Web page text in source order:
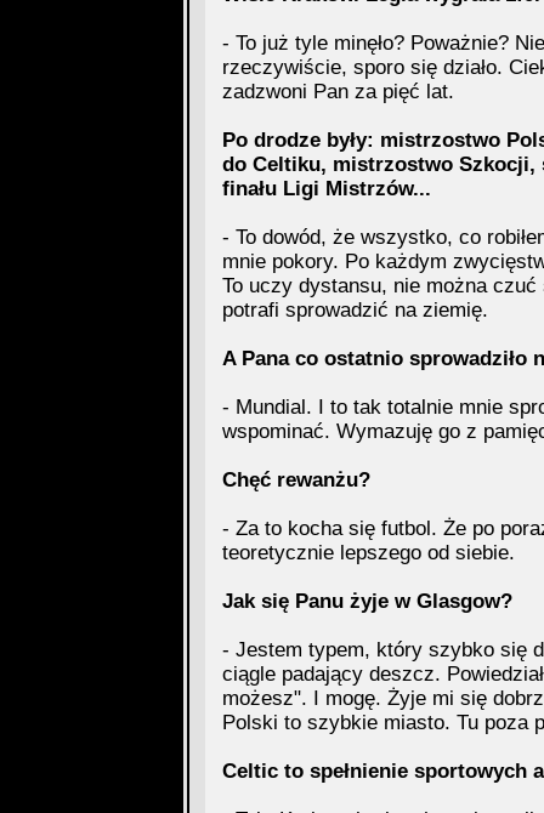
- To już tyle minęło? Poważnie?
rzeczywiście, sporo się działo.
zadzwoni Pan za pięć lat.
Po drodze były: mistrzostwo
do Celtiku, mistrzostwo Szkocji,
finału Ligi Mistrzów...
- To dowód, że wszystko, co
mnie pokory. Po każdym
To uczy dystansu, nie można
potrafi sprowadzić na ziemię.
A Pana co ostatnio sprowadziło
- Mundial. I to tak totalnie mnie
wspominać. Wymazuję go z
Chęć rewanżu?
- Za to kocha się futbol. Że po
teoretycznie lepszego od siebie.
Jak się Panu żyje w Glasgow?
- Jestem typem, który szybko się
ciągle padający deszcz.
możesz". I mogę. Żyje mi się
Polski to szybkie miasto. Tu poza
Celtic to spełnienie sportowych